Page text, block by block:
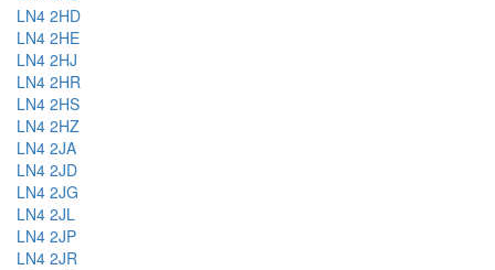
LN4 2HD
LN4 2HE
LN4 2HJ
LN4 2HR
LN4 2HS
LN4 2HZ
LN4 2JA
LN4 2JD
LN4 2JG
LN4 2JL
LN4 2JP
LN4 2JR